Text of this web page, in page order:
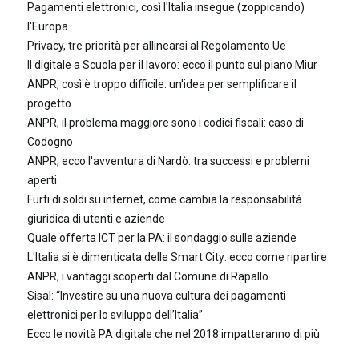
Pagamenti elettronici, così l'Italia insegue (zoppicando)
l'Europa
Privacy, tre priorità per allinearsi al Regolamento Ue
Il digitale a Scuola per il lavoro: ecco il punto sul piano Miur
ANPR, così è troppo difficile: un'idea per semplificare il
progetto
ANPR, il problema maggiore sono i codici fiscali: caso di
Codogno
ANPR, ecco l'avventura di Nardò: tra successi e problemi
aperti
Furti di soldi su internet, come cambia la responsabilità
giuridica di utenti e aziende
Quale offerta ICT per la PA: il sondaggio sulle aziende
L'Italia si è dimenticata delle Smart City: ecco come ripartire
ANPR, i vantaggi scoperti dal Comune di Rapallo
Sisal: “Investire su una nuova cultura dei pagamenti
elettronici per lo sviluppo dell’Italia”
Ecco le novità PA digitale che nel 2018 impatteranno di più